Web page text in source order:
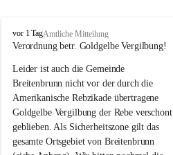
B
r
i
t
e
n
b
r
u
vor 1 TagAmtliche Mitteilung
Verordnung betr. Goldgelbe Vergilbung!
Leider ist auch die Gemeinde
Breitenbrunn nicht vor der durch die
Amerikanische Rebzikade übertragene
Goldgelbe Vergilbung der Rebe verschont
geblieben. Als Sicherheitszone gilt das
gesamte Ortsgebiet von Breitenbrunn